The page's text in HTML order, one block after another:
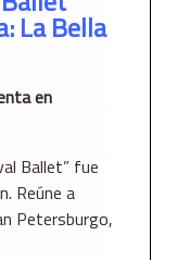
La Bella
en
Ballet” fue
Reúne a
Petersburgo,